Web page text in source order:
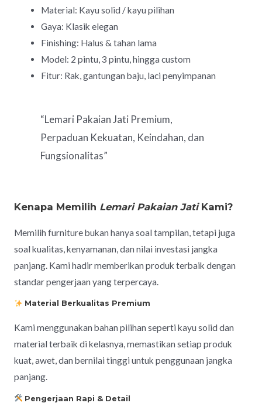
Material: Kayu solid / kayu pilihan
Gaya: Klasik elegan
Finishing: Halus & tahan lama
Model: 2 pintu, 3 pintu, hingga custom
Fitur: Rak, gantungan baju, laci penyimpanan
“Lemari Pakaian Jati Premium,
Perpaduan Kekuatan, Keindahan, dan
Fungsionalitas”
Kenapa Memilih Lemari Pakaian Jati Kami?
Memilih furniture bukan hanya soal tampilan, tetapi juga
soal kualitas, kenyamanan, dan nilai investasi jangka
panjang. Kami hadir memberikan produk terbaik dengan
standar pengerjaan yang terpercaya.
Material Berkualitas Premium
Kami menggunakan bahan pilihan seperti kayu solid dan
material terbaik di kelasnya, memastikan setiap produk
kuat, awet, dan bernilai tinggi untuk penggunaan jangka
panjang.
Pengerjaan Rapi & Detail